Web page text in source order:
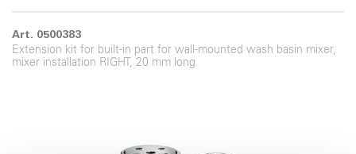
Art. 0500383
Extension kit for built-in part for wall-mounted wash basin mixer,
mixer installation RIGHT, 20 mm long.